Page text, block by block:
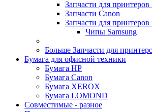
Запчасти для принтеров
Запчасти Canon
Запчасти для принтеров
Чипы Samsung
Больше Запчасти для
Бумага для офисной техники
Бумага HP
Бумага Canon
Бумага XEROX
Бумага LOMOND
Совместимые - разное